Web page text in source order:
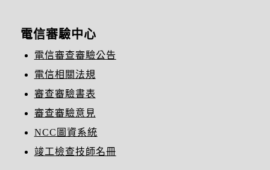
電信審驗中心
電信審查審驗公告
電信相關法規
審查審驗書表
審查審驗意見
NCC圖資系統
竣工檢查技師名冊